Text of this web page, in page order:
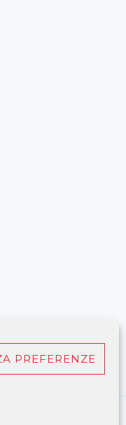
PREFERENZE